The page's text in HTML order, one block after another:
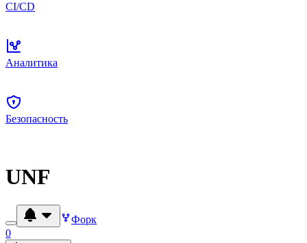
CI/CD
Аналитика
Безопасность
UNF
Форк
0